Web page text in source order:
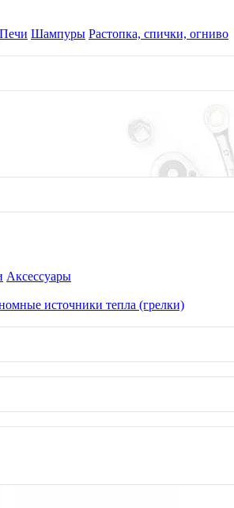
Печи Шампуры Растопка, спички, огниво
Аксессуары
источники тепла (грелки)